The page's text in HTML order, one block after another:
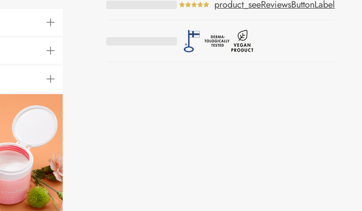
product_seeReviewsButtonLabel